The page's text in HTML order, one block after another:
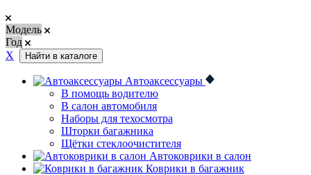
Модель
Год
Х
Найти в каталоге
Автоаксессуары
В помощь водителю
В салон автомобиля
Наборы для техосмотра
Шторки багажника
Щётки стеклоочистителя
Автоковрики в салон
Коврики в багажник